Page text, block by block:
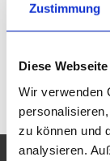
Zustimmung
Diese
Wir verwenden
zu können und
analysieren.